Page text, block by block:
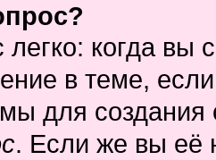
когда вы
в теме,
для
. Если же вы её